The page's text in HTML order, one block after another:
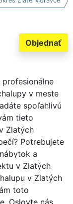
Objednať
v meste
spoľahlivú
tieto
Zlatých
Potrebujete
a
v Zlatých
v Zlatých
toto
Oslovte nás